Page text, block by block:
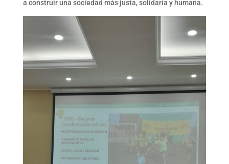
a construir una sociedad más justa, solidaria y humana.